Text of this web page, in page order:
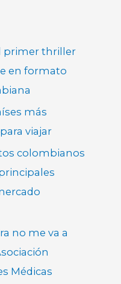
primer thriller
en formato
más
viajar
colombianos
no me va a
Médicas